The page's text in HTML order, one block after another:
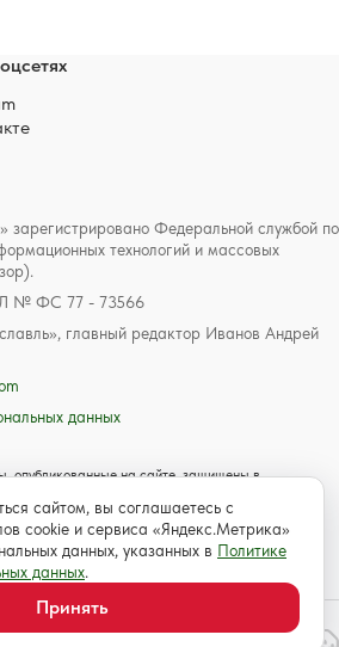
зарегистрировано Федеральной службой по
технологий и массовых
№ ФС 77 - 73566
главный редактор Иванов Андрей
данных
опубликованные на сайте, защищены в
законодательством об авторском
текстовых, фото, аудио и
с согласия правообладателя с обязательной
Для детей старше 16 лет.
сайтом, вы соглашаетесь с
cookie и сервиса «Яндекс.Метрика»
данных, указанных в Политике
данных.
Принять